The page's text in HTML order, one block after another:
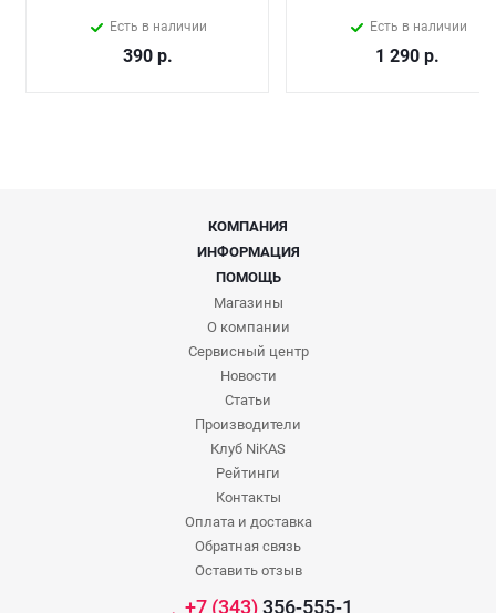
Есть в наличии
390р.
Есть в наличии
1 290 р.
КОМПАНИЯ
ИНФОРМАЦИЯ
ПОМОЩЬ
Магазины
О компании
Сервисный центр
Новости
Статьи
Производители
Клуб NiKAS
Рейтинги
Контакты
Оплата и доставка
Обратная связь
Оставить отзыв
+7 (343)356-555-1